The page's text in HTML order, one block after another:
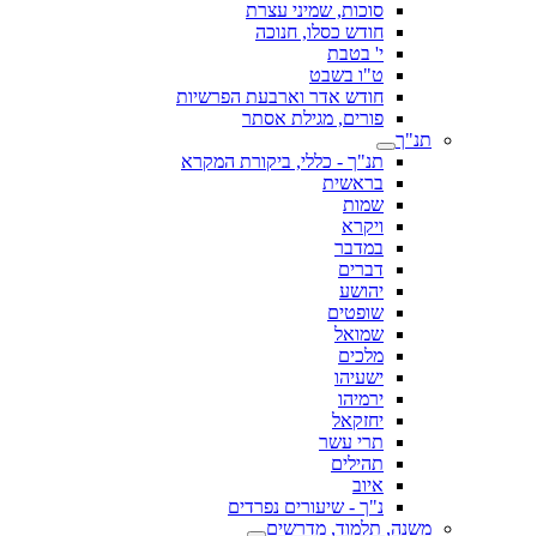
סוכות, שמיני עצרת
חודש כסלו, חנוכה
י' בטבת
ט"ו בשבט
חודש אדר וארבעת הפרשיות
פורים, מגילת אסתר
תנ"ך
תנ"ך - כללי, ביקורת המקרא
בראשית
שמות
ויקרא
במדבר
דברים
יהושע
שופטים
שמואל
מלכים
ישעיהו
ירמיהו
יחזקאל
תרי עשר
תהילים
איוב
נ"ך - שיעורים נפרדים
משנה, תלמוד, מדרשים